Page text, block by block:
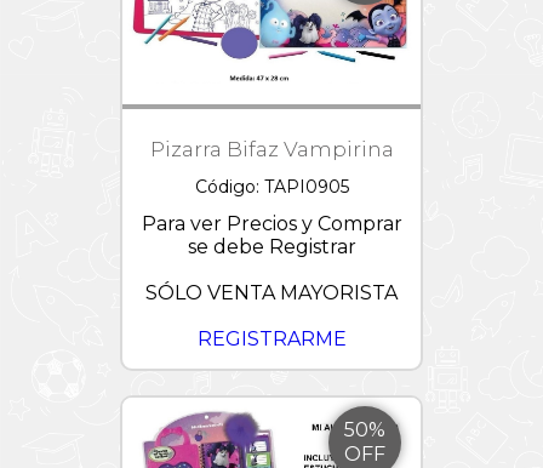
Pizarra Bifaz Vampirina
Código: TAPI0905
Para ver Precios y Comprar
se debe Registrar
SÓLO VENTA MAYORISTA
REGISTRARME
50%
OFF